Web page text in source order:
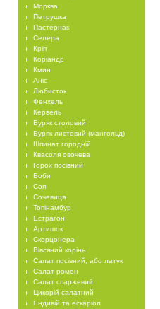
Морква
Петрушка
Пастернак
Селера
Кріп
Коріандр
Кмин
Аніс
Любисток
Фенхель
Кервель
Буряк столовий
Буряк листовий (мангольд)
Шпинат городній
Квасоля овочева
Горох посівний
Боби
Соя
Сочевиця
Топінамбур
Естрагон
Артишок
Скорцонера
Вівсяний корінь
Салат посівний, або латук
Салат ромен
Салат спаржевий
Цикорій салатний
Ендивій та ескаріол